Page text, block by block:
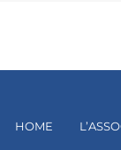
HOME